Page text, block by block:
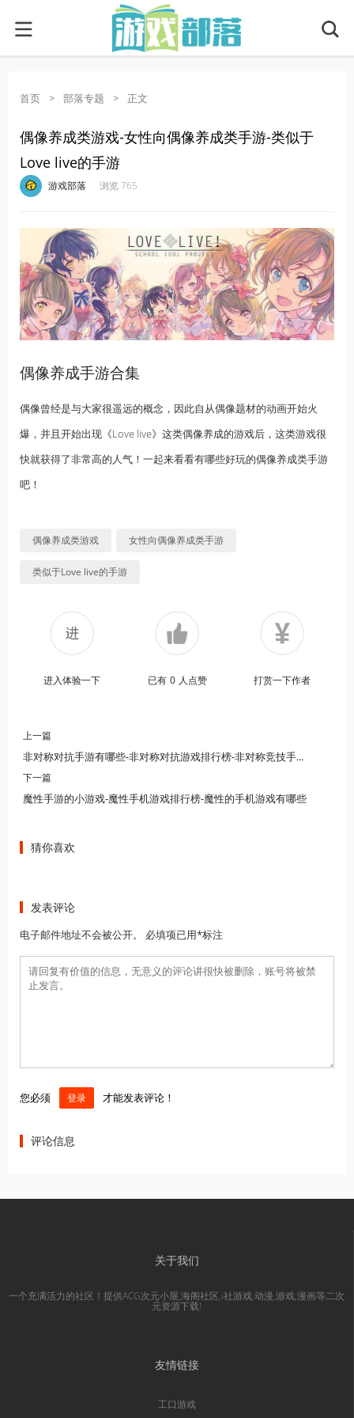
首页 > 部落专题 > 正文
偶像养成类游戏-女性向偶像养成类手游-类似于
Love live的手游
游戏部落 浏览 765
偶像养成手游合集
偶像曾经是与大家很遥远的概念，因此自从偶像题材的动画开始火
爆，并且开始出现《Love live》这类偶像养成的游戏后，这类游戏很
快就获得了非常高的人气！一起来看看有哪些好玩的偶像养成类手游
吧！
偶像养成类游戏 女性向偶像养成类手游
类似于Love live的手游
进入体验一下 已有 0 人点赞 打赏一下作者
上一篇
非对称对抗手游有哪些-非对称对抗游戏排行榜-非对称竞技手游有哪些
下一篇
魔性手游的小游戏-魔性手机游戏排行榜-魔性的手机游戏有哪些
猜你喜欢
发表评论
电子邮件地址不会被公开。 必填项已用*标注
您必须 登录 才能发表评论！
评论信息
关于我们
一个充满活力的社区！提供ACG次元小屋,海阁社区,i社游戏,动漫,游戏,漫画等二次
元资源下载!
友情链接
工口游戏